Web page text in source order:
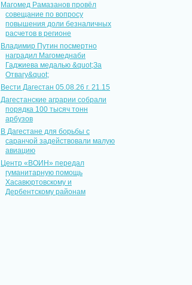
Магомед Рамазанов провёл
совещание по вопросу
повышения доли безналичных
расчетов в регионе
Владимир Путин посмертно
наградил Магомеднаби
Гаджиева медалью &quot;За
Отвагу&quot;
Вести Дагестан 05.08.26 г. 21.15
Дагестанские аграрии собрали
порядка 100 тысяч тонн
арбузов
В Дагестане для борьбы с
саранчой задействовали малую
авиацию
Центр «ВОИН» передал
гуманитарную помощь
Хасавюртовскому и
Дербентскому районам